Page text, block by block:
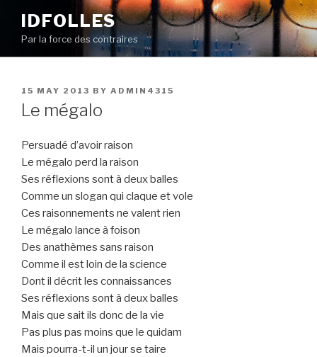
content
IDFOLLES
Par la force des contraires
POSTED
ON
15 MAY 2013 BY ADMIN4315
Le mégalo
Persuadé d’avoir raison
Le mégalo perd la raison
Ses réflexions sont à deux balles
Comme un slogan qui claque et vole
Ces raisonnements ne valent rien
Le mégalo lance à foison
Des anathèmes sans raison
Comme il est loin de la science
Dont il décrit les connaissances
Ses réflexions sont à deux balles
Mais que sait ils donc de la vie
Pas plus pas moins que le quidam
Mais pourra-t-il un jour se taire